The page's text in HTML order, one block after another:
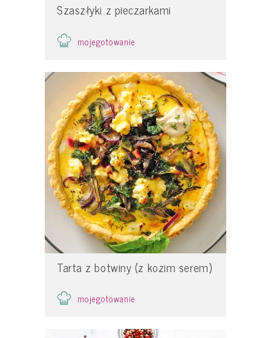
Szaszłyki z pieczarkami
mojegotowanie
Tarta z botwiny (z kozim serem)
mojegotowanie